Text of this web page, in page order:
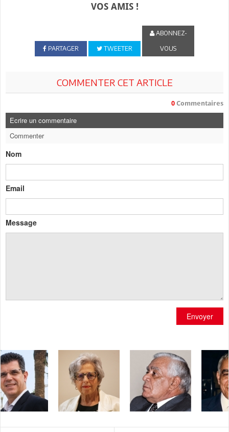
VOS AMIS !
PARTAGER TWEETER
ABONNEZ-
VOUS
COMMENTER CET ARTICLE
0 Commentaires
Ecrire un commentaire
Commenter
Nom
Email
Message
Envoyer